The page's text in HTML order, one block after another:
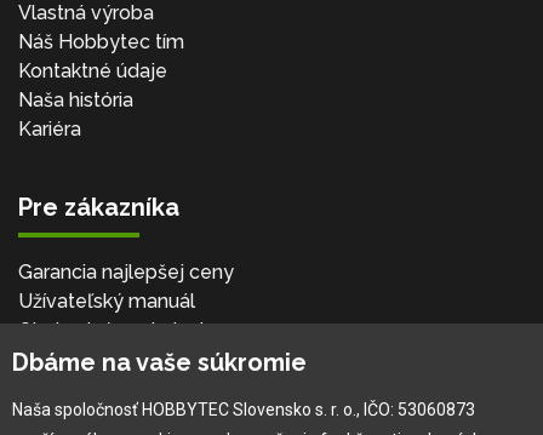
Vlastná výroba
Náš Hobbytec tím
Kontaktné údaje
Naša história
Kariéra
Pre zákazníka
Garancia najlepšej ceny
Užívateľský manuál
Obchodné podmienky
Zákazník & partner
Novinky
Dbáme na vaše súkromie
Naša spoločnosť HOBBYTEC Slovensko s. r. o., IČO: 53060873